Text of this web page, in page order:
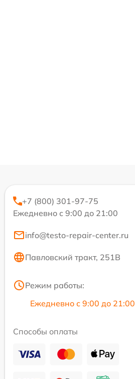
+7 (800) 301-97-75
Ежедневно с 9:00 до 21:00
info@testo-repair-center.ru
Павловский тракт, 251В
Режим работы:
Ежедневно с 9:00 до 21:00
Способы оплаты